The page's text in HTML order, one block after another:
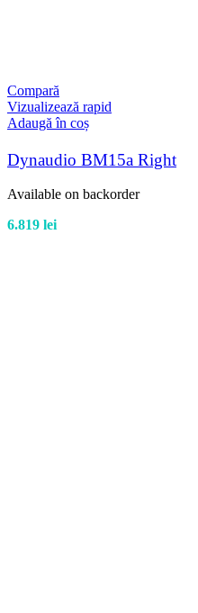
Compară
Vizualizează rapid
Adaugă în coș
Dynaudio BM15a Right
Available on backorder
6.819 lei